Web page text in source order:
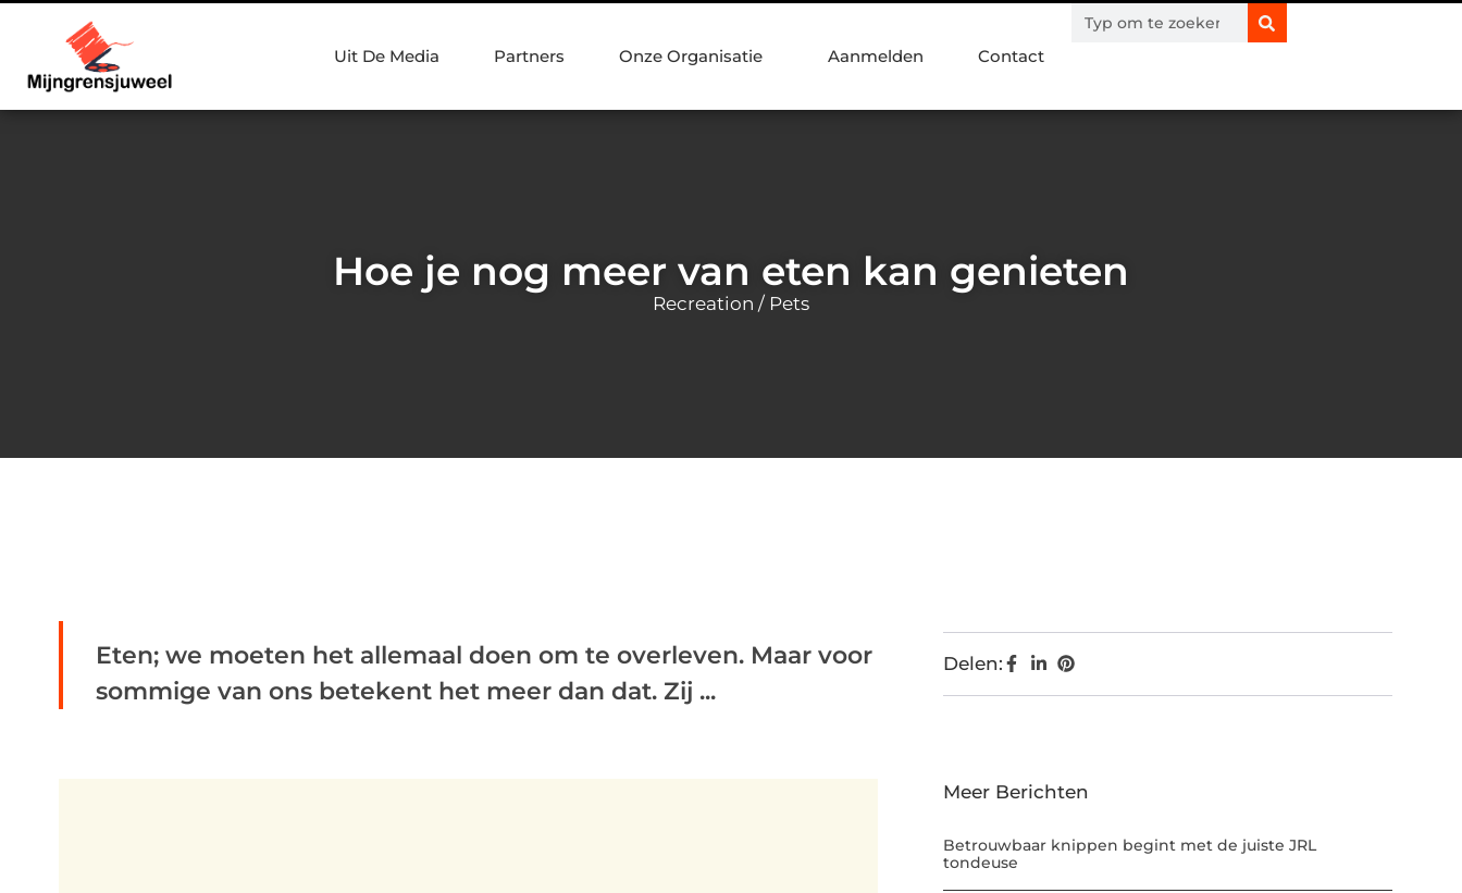
Uit De Media Partners Onze Organisatie Aanmelden Contact
Hoe je nog meer van eten kan genieten
Recreation / Pets
Eten; we moeten het allemaal doen om te overleven. Maar voor
sommige van ons betekent het meer dan dat. Zij ...
Delen:
Meer Berichten
Betrouwbaar knippen begint met de juiste JRL
tondeuse